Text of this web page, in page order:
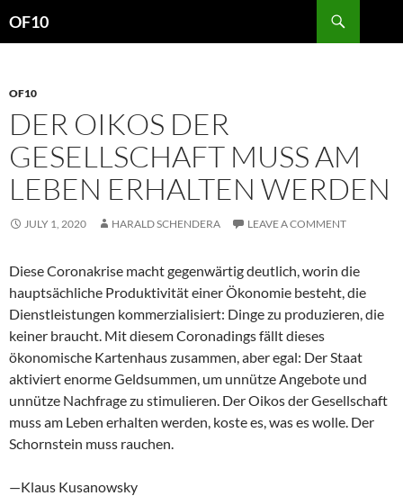
OF10
OF10
DER OIKOS DER
GESELLSCHAFT MUSS AM
LEBEN ERHALTEN WERDEN
JULY 1, 2020 HARALD SCHENDERA LEAVE A COMMENT
Diese Coronakrise macht gegenwärtig deutlich, worin die
hauptsächliche Produktivität einer Ökonomie besteht, die
Dienstleistungen kommerzialisiert: Dinge zu produzieren, die
keiner braucht. Mit diesem Coronadings fällt dieses
ökonomische Kartenhaus zusammen, aber egal: Der Staat
aktiviert enorme Geldsummen, um unnütze Angebote und
unnütze Nachfrage zu stimulieren. Der Oikos der Gesellschaft
muss am Leben erhalten werden, koste es, was es wolle. Der
Schornstein muss rauchen.
—Klaus Kusanowsky